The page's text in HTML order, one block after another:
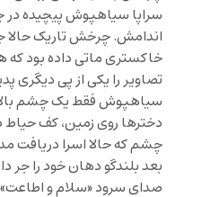
سراپا سیاهپوش پیچیده در
اندامش. چرخش تاریک حالا
خاکستری ماتی داده بود
تصاویر را یکی از پی دیگری
سیاهپوش فقط یک چشم
دخترها روی زمین، کف
چشم که حالا اسرا دریافت
بعد بلندگو دهان خود را
صدای سرود «سلام و